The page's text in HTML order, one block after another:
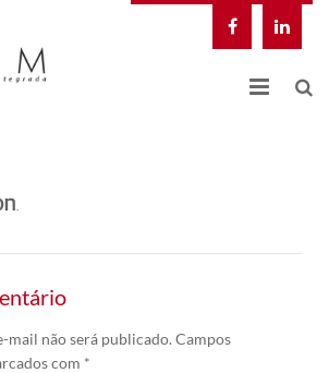
mail não será publicado. Campos
com *